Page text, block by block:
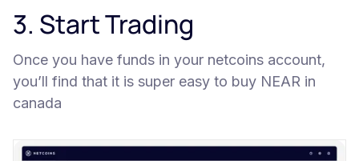
3. Start Trading
Once you have funds in your netcoins account,
you’ll find that it is super easy to buy NEAR in
canada